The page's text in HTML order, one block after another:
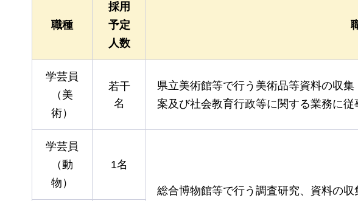
職種
採用
予定
人数
学芸員
（美
術）
若干
名
県立美術館等で行う美術品等資料の収
案及び社会教育行政等に関する業務に従
学芸員
（動
物）
1名
総合博物館等で行う調査研究、資料の